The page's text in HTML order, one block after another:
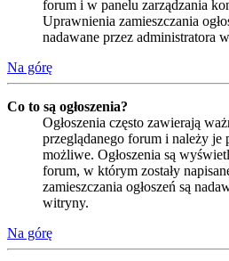
forum i w panelu zarządzania
Uprawnienia zamieszczania
nadawane przez administratora
Na górę
Co to są ogłoszenia?
Ogłoszenia często zawierają
przeglądanego forum i należy je
możliwe. Ogłoszenia są
forum, w którym zostały
zamieszczania ogłoszeń są
witryny.
Na górę